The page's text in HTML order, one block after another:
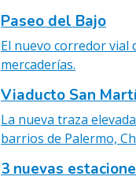
Paseo del Bajo
El nuevo corredor
mercaderías.
Viaducto San
La nueva traza
barrios de Palermo,
3 nuevas